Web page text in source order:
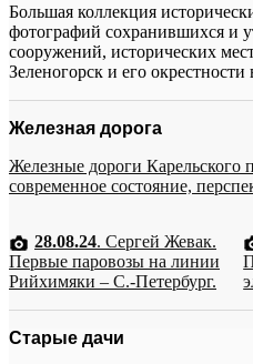
Большая коллекция
фотографий сохранившихся и
сооружений, исторических
Зеленогорск и его
Железная дорога
Железные дороги Карельского
современное состояние,
28.08.24. Сергей Жевак.
Первые паровозы на линии
Рийхимяки – С.-Петербург.
Старые дачи